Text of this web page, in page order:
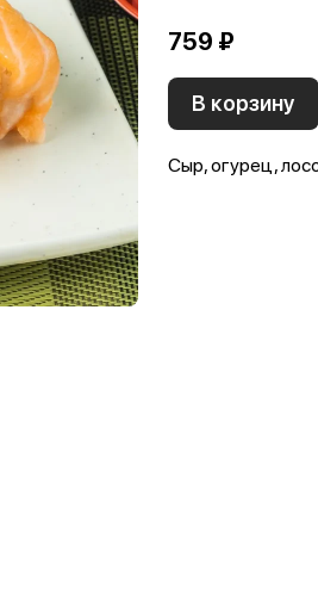
759 ₽
В корзину
Сыр, огурец,